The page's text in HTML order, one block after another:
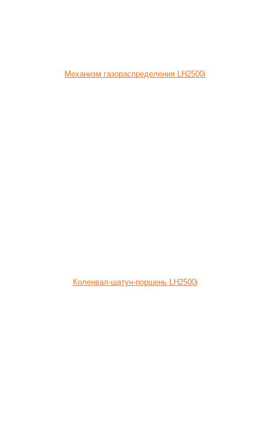
Механизм газораспределения LH2500i
Коленвал-шатун-поршень LH2500i